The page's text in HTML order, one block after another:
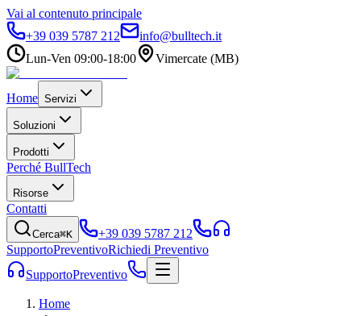
Vai al contenuto principale
+39 039 5787 212
info@bulltech.it
Lun-Ven 09:00-18:00
Vimercate (MB)
Home Servizi
Soluzioni
Prodotti
Perché BullTech
Risorse
Contatti
Cerca⌘K
+39 039 5787 212
SupportoPreventivoRichiedi Preventivo
SupportoPreventivo
Home